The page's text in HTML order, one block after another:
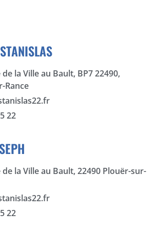
la Ville au Bault, BP7 22490,
Rance
22
de la Ville au Bault, 22490 Plouër-sur-
22